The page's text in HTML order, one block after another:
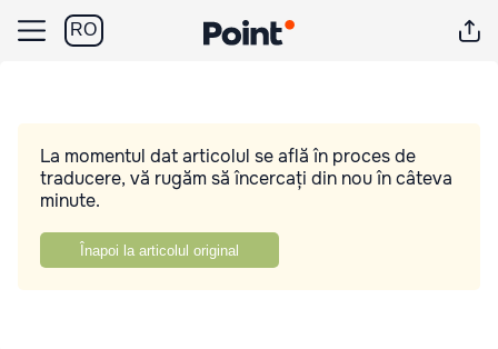
RO
La momentul dat articolul se află în proces de
traducere, vă rugăm să încercați din nou în câteva
minute.
Înapoi la articolul original